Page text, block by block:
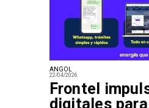
ANGOL
22/04/2026
Frontel
digitales